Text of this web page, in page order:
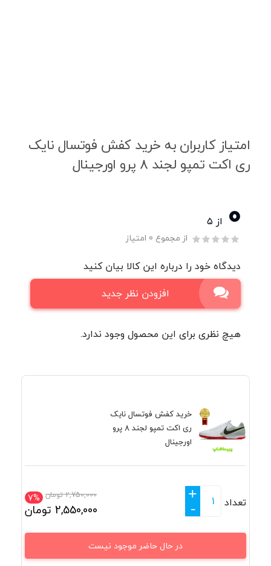
امتیاز کاربران به خرید کفش فوتسال نایک
ری اکت تمپو لجند 8 پرو اورجینال
0 از ۵
از مجموع 0 امتیاز
دیدگاه خود را درباره این کالا بیان کنید
افزودن نظر جدید
هیچ نظری برای این محصول وجود ندارد.
خرید کفش فوتسال نایک
ری اکت تمپو لجند 8 پرو
اورجینال
7% 2,750,000تومان
2,550,000 تومان تعداد
+
-
در حال حاضر موجود نیست